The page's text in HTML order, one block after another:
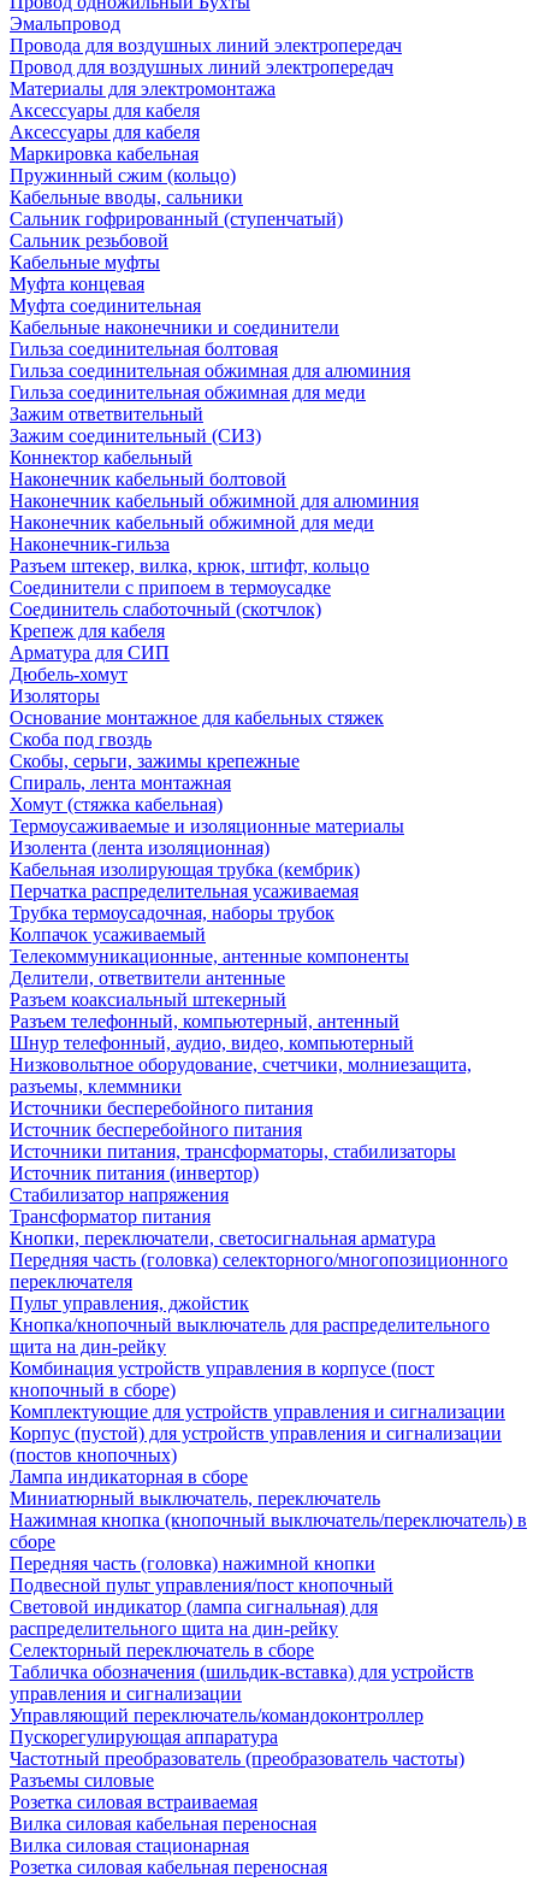
Эмальпровод
Провода для воздушных линий электропередач
Провод для воздушных линий электропередач
Материалы для электромонтажа
Аксессуары для кабеля
Аксессуары для кабеля
Маркировка кабельная
Пружинный сжим (кольцо)
Кабельные вводы, сальники
Сальник гофрированный (ступенчатый)
Сальник резьбовой
Кабельные муфты
Муфта концевая
Муфта соединительная
Кабельные наконечники и соединители
Гильза соединительная болтовая
Гильза соединительная обжимная для алюминия
Гильза соединительная обжимная для меди
Зажим ответвительный
Зажим соединительный (СИЗ)
Коннектор кабельный
Наконечник кабельный болтовой
Наконечник кабельный обжимной для алюминия
Наконечник кабельный обжимной для меди
Наконечник-гильза
Разъем штекер, вилка, крюк, штифт, кольцо
Соединители с припоем в термоусадке
Соединитель слаботочный (скотчлок)
Крепеж для кабеля
Арматура для СИП
Дюбель-хомут
Изоляторы
Основание монтажное для кабельных стяжек
Скоба под гвоздь
Скобы, серьги, зажимы крепежные
Спираль, лента монтажная
Хомут (стяжка кабельная)
Термоусаживаемые и изоляционные материалы
Изолента (лента изоляционная)
Кабельная изолирующая трубка (кембрик)
Перчатка распределительная усаживаемая
Трубка термоусадочная, наборы трубок
Колпачок усаживаемый
Телекоммуникационные, антенные компоненты
Делители, ответвители антенные
Разъем коаксиальный штекерный
Разъем телефонный, компьютерный, антенный
Шнур телефонный, аудио, видео, компьютерный
Низковольтное оборудование, счетчики, молниезащита,
разъемы, клеммники
Источники бесперебойного питания
Источник бесперебойного питания
Источники питания, трансформаторы, стабилизаторы
Источник питания (инвертор)
Стабилизатор напряжения
Трансформатор питания
Кнопки, переключатели, светосигнальная арматура
Передняя часть (головка) селекторного/многопозиционного
переключателя
Пульт управления, джойстик
Кнопка/кнопочный выключатель для распределительного
щита на дин-рейку
Комбинация устройств управления в корпусе (пост
кнопочный в сборе)
Комплектующие для устройств управления и сигнализации
Корпус (пустой) для устройств управления и сигнализации
(постов кнопочных)
Лампа индикаторная в сборе
Миниатюрный выключатель, переключатель
Нажимная кнопка (кнопочный выключатель/переключатель) в
сборе
Передняя часть (головка) нажимной кнопки
Подвесной пульт управления/пост кнопочный
Световой индикатор (лампа сигнальная) для
распределительного щита на дин-рейку
Селекторный переключатель в сборе
Табличка обозначения (шильдик-вставка) для устройств
управления и сигнализации
Управляющий переключатель/командоконтроллер
Пускорегулирующая аппаратура
Частотный преобразователь (преобразователь частоты)
Разъемы силовые
Розетка силовая встраиваемая
Вилка силовая кабельная переносная
Вилка силовая стационарная
Розетка силовая кабельная переносная